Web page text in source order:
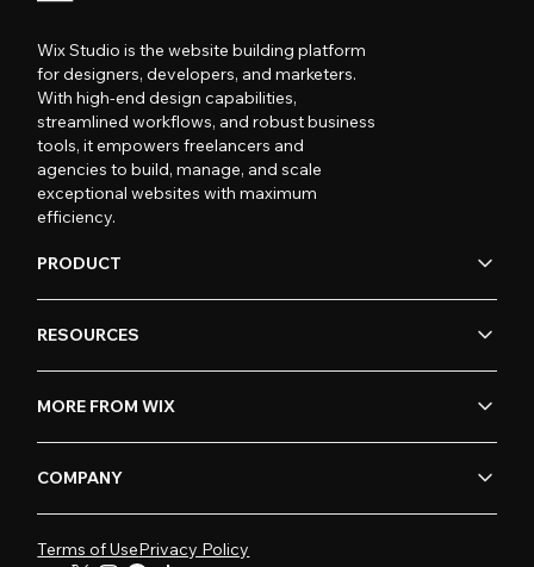
Wix Studio is the website building platform
for designers, developers, and marketers.
With high-end design capabilities,
streamlined workflows, and robust business
tools, it empowers freelancers and
agencies to build, manage, and scale
exceptional websites with maximum
efficiency.
PRODUCT
RESOURCES
MORE FROM WIX
COMPANY
Terms of UsePrivacy Policy